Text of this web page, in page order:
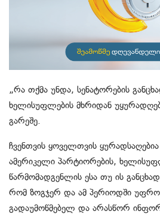
„რა თქმა უნდა, სენატორების
ხელისუფლების მხრიდან
გარეშე.
ჩვენთვის ყოველთვის
ამერიკელი პარტიორების,
წარმომადგენლის ესა თუ ის
რომ ზოგჯერ და ამ პერიოდში
გადაუმოწმებელ და არასწორ